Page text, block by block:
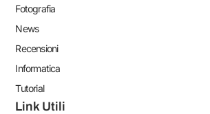
Fotografia
News
Recensioni
Informatica
Tutorial
Link Utili